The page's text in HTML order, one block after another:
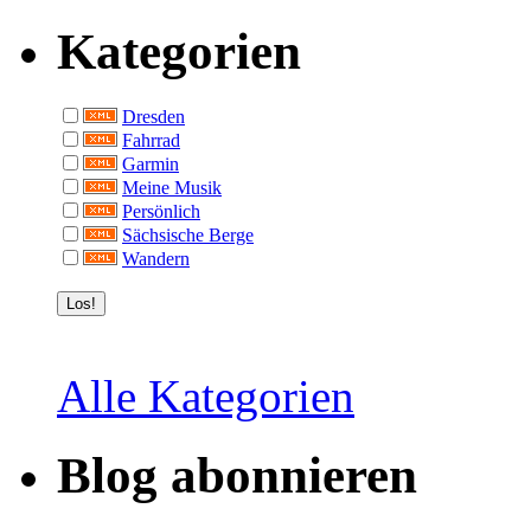
Kategorien
Dresden
Fahrrad
Garmin
Meine Musik
Persönlich
Sächsische Berge
Wandern
Alle Kategorien
Blog abonnieren